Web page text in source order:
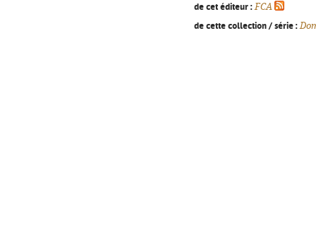
de cet éditeur : FCA
de cette collection / série :